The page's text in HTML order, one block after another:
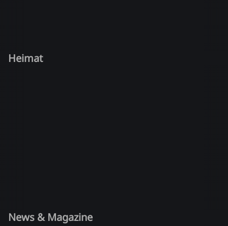
Heimat
News & Magazine